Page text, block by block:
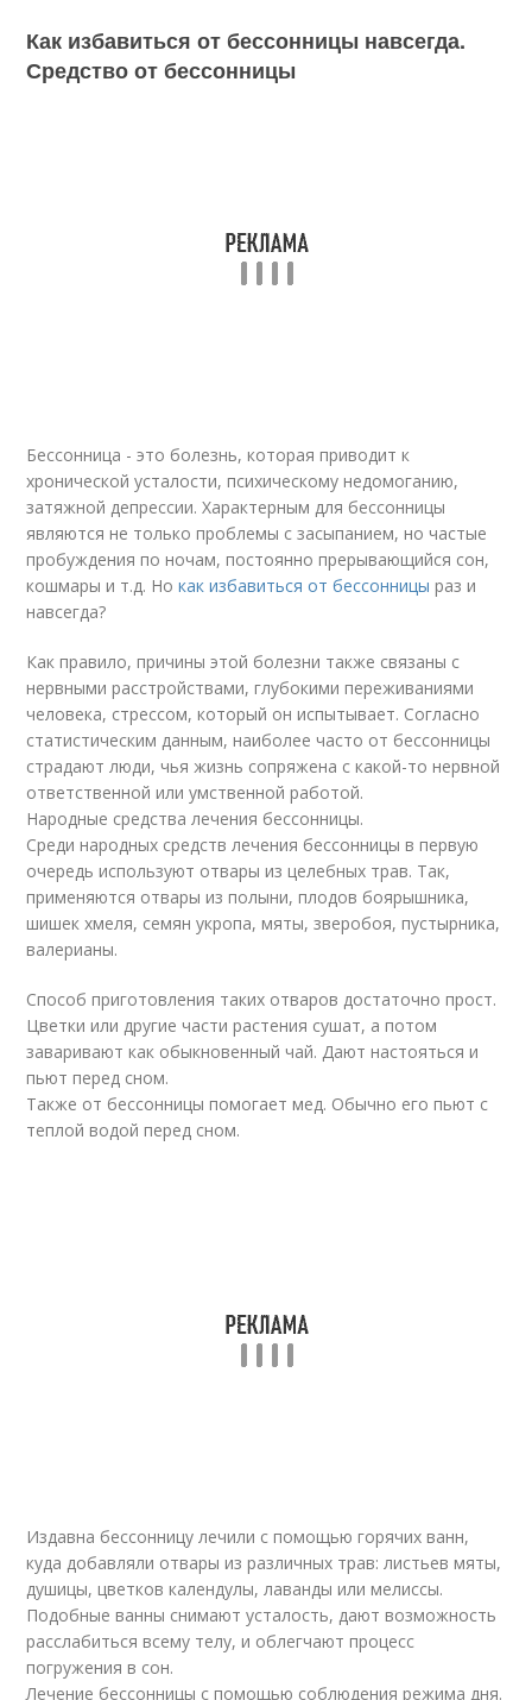
Как избавиться от бессонницы навсегда.
Средство от бессонницы
Бессонница - это болезнь, которая приводит к
хронической усталости, психическому недомоганию,
затяжной депрессии. Характерным для бессонницы
являются не только проблемы с засыпанием, но частые
пробуждения по ночам, постоянно прерывающийся сон,
кошмары и т.д. Нокак избавиться от бессонницы раз и
навсегда?
Как правило, причины этой болезни также связаны с
нервными расстройствами, глубокими переживаниями
человека, стрессом, который он испытывает. Согласно
статистическим данным, наиболее часто от бессонницы
страдают люди, чья жизнь сопряжена с какой-то нервной
ответственной или умственной работой.
Народные средства лечения бессонницы.
Среди народных средств лечения бессонницы в первую
очередь используют отвары из целебных трав. Так,
применяются отвары из полыни, плодов боярышника,
шишек хмеля, семян укропа, мяты, зверобоя, пустырника,
валерианы.
Способ приготовления таких отваров достаточно прост.
Цветки или другие части растения сушат, а потом
заваривают как обыкновенный чай. Дают настояться и
пьют перед сном.
Также от бессонницы помогает мед. Обычно его пьют с
теплой водой перед сном.
Издавна бессонницу лечили с помощью горячих ванн,
куда добавляли отвары из различных трав: листьев мяты,
душицы, цветков календулы, лаванды или мелиссы.
Подобные ванны снимают усталость, дают возможность
расслабиться всему телу, и облегчают процесс
погружения в сон.
Лечение бессонницы с помощью соблюдения режима дня.